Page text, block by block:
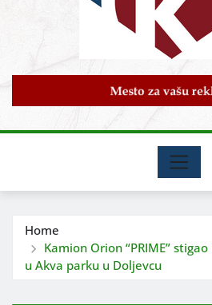
Home
Kamion Orion “PRIME”
u Akva parku u Doljevcu